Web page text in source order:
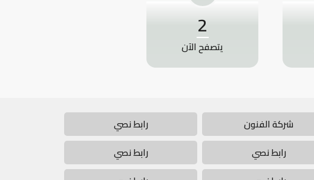
2
يتصفح الآن
شركة الفنون
رابط نصي
رابط نصي
رابط نصي